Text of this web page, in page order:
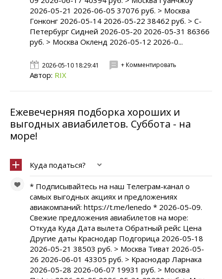
2026-05-21 2026-06-05 37076 руб. > Москва
Гонконг 2026-05-14 2026-05-22 38462 руб. > С-
Петербург Сидней 2026-05-20 2026-05-31 86366
руб. > Москва Окленд 2026-05-12 2026-0...
2026-05-10 18:29:41 + Комментировать
Автор: RIX
Ежевечерняя подборка хороших и
выгодных авиабилетов. Cуббота - на
море!
Куда податься?
* Подписывайтесь на наш Телеграм-канал о
самых выгодных акциях и предложениях
авиакомпаний: https://t.me/lenedo * 2026-05-09.
Свежие предложения авиабилетов на море:
Откуда Куда Дата вылета Обратный рейс Цена
Другие даты Краснодар Подгорица 2026-05-18
2026-05-21 38503 руб. > Москва Тиват 2026-05-
26 2026-06-01 43305 руб. > Краснодар Ларнака
2026-05-28 2026-06-07 19931 руб. > Москва